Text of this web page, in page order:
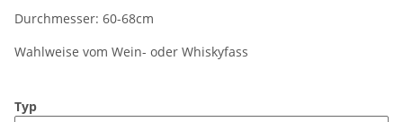
Durchmesser: 60-68cm
Wahlweise vom Wein- oder Whiskyfass
Typ